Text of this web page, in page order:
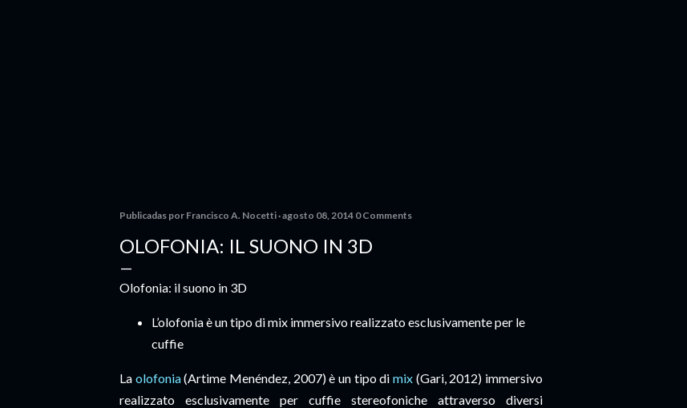
Publicadas por Francisco A. Nocetti agosto 08, 2014 0 Comments
OLOFONIA: IL SUONO IN 3D
Olofonia: il suono in 3D
L’olofonia è un tipo di mix immersivo realizzato esclusivamente per le
cuffie
La olofonia(Artime Menéndez, 2007) è un tipo dimix (Gari, 2012) immersivo
realizzato esclusivamente per cuffie stereofoniche attraverso diversi